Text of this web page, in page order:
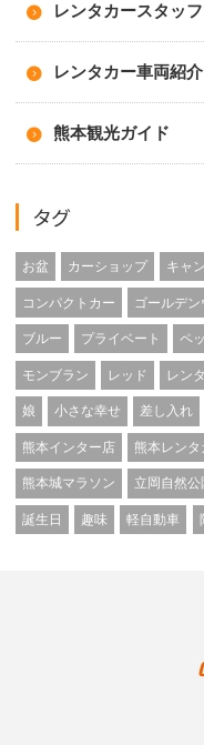
レンタカースタッ
レンタカー車両紹介
熊本観光ガイド
タグ
お盆 カーショップ キャ
コンパクトカー ゴールデン
ブルー プライベート ペ
モンブラン レッド レン
娘 小さな幸せ 差し入れ
熊本インター店 熊本レンタ
熊本城マラソン 立岡自然公
誕生日 趣味 軽自動車